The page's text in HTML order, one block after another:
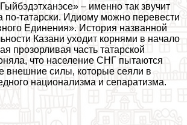
– именно так звучит
по-татарски. Идиому можно перевести
Единения». История названной
Казани уходит корнями в начало
прозорливая часть татарской
что население СНГ пытаются
внешние силы, которые сеяли в
национализма и сепаратизма.